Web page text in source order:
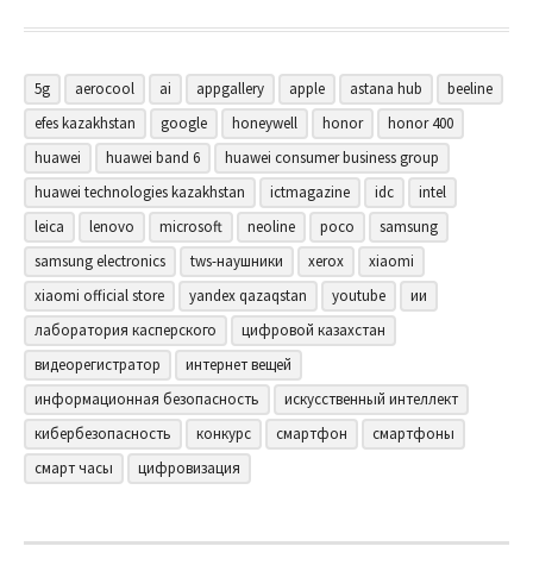
5g aerocool ai appgallery apple astana hub
beeline
efes kazakhstan
google honeywell honor
honor 400
huawei
huawei band 6
huawei consumer business group
huawei technologies kazakhstan
ictmagazine idc
intel
leica
lenovo microsoft neoline poco
samsung
samsung electronics
tws-наушники xerox
xiaomi
xiaomi official store
yandex qazaqstan youtube
ии
лаборатория касперского
цифровой казахстан
видеорегистратор
интернет вещей
информационная безопасность
искусственный интеллект
кибербезопасность
конкурс смартфон
смартфоны
смарт часы
цифровизация